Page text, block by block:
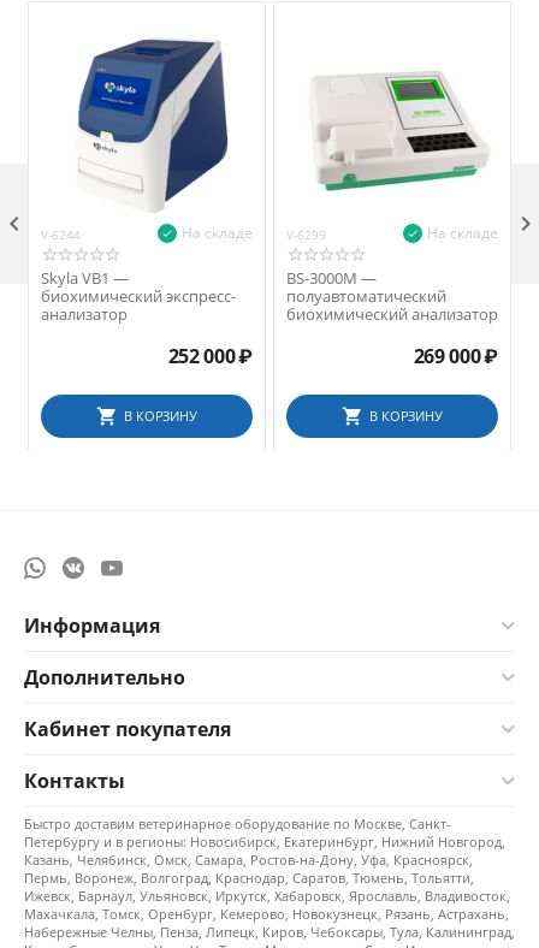
V-6244 На складе
Skyla VB1 —
биохимический экспресс-
анализатор
252 000₽
В КОРЗИНУ
V-6299 На складе
BS-3000M —
полуавтоматический
биохимический анализатор
269 000₽
В КОРЗИНУ
 
Информация
Дополнительно
Кабинет покупателя
Контакты
Быстро доставим ветеринарное оборудование по Москве, Санкт-
Петербургу и в регионы: Новосибирск, Екатеринбург, Нижний Новгород,
Казань, Челябинск, Омск, Самара, Ростов-на-Дону, Уфа, Красноярск,
Пермь, Воронеж, Волгоград, Краснодар, Саратов, Тюмень, Тольятти,
Ижевск, Барнаул, Ульяновск, Иркутск, Хабаровск, Ярославль, Владивосток,
Махачкала, Томск, Оренбург, Кемерово, Новокузнецк, Рязань, Астрахань,
Набережные Челны, Пенза, Липецк, Киров, Чебоксары, Тула, Калининград,